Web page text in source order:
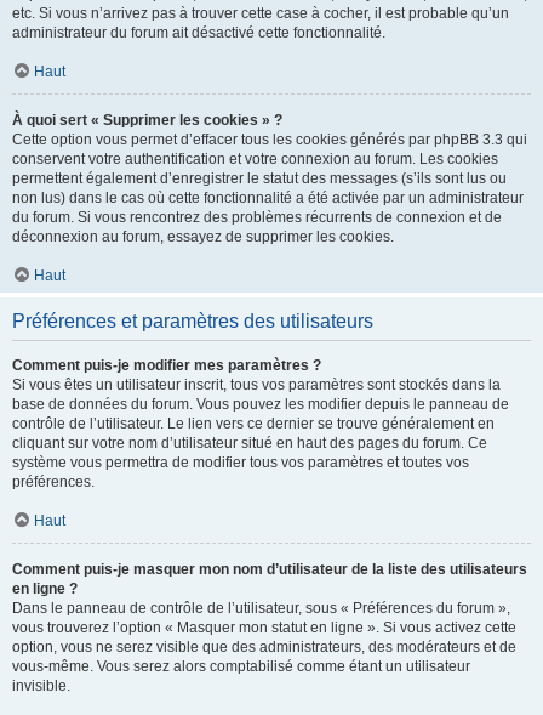
etc. Si vous n’arrivez pas à trouver cette case à cocher, il est probable qu’un
administrateur du forum ait désactivé cette fonctionnalité.
Haut
À quoi sert « Supprimer les cookies » ?
Cette option vous permet d’effacer tous les cookies générés par phpBB 3.3 qui
conservent votre authentification et votre connexion au forum. Les cookies
permettent également d’enregistrer le statut des messages (s’ils sont lus ou
non lus) dans le cas où cette fonctionnalité a été activée par un administrateur
du forum. Si vous rencontrez des problèmes récurrents de connexion et de
déconnexion au forum, essayez de supprimer les cookies.
Haut
Préférences et paramètres des utilisateurs
Comment puis-je modifier mes paramètres ?
Si vous êtes un utilisateur inscrit, tous vos paramètres sont stockés dans la
base de données du forum. Vous pouvez les modifier depuis le panneau de
contrôle de l’utilisateur. Le lien vers ce dernier se trouve généralement en
cliquant sur votre nom d’utilisateur situé en haut des pages du forum. Ce
système vous permettra de modifier tous vos paramètres et toutes vos
préférences.
Haut
Comment puis-je masquer mon nom d’utilisateur de la liste des utilisateurs
en ligne ?
Dans le panneau de contrôle de l’utilisateur, sous « Préférences du forum »,
vous trouverez l’option « Masquer mon statut en ligne ». Si vous activez cette
option, vous ne serez visible que des administrateurs, des modérateurs et de
vous-même. Vous serez alors comptabilisé comme étant un utilisateur
invisible.